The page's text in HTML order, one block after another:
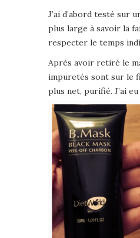
J’ai d’abord testé sur
plus large à savoir la
respecter le temps
Après avoir retiré le
impuretés sont sur le
plus net, purifié. J’ai